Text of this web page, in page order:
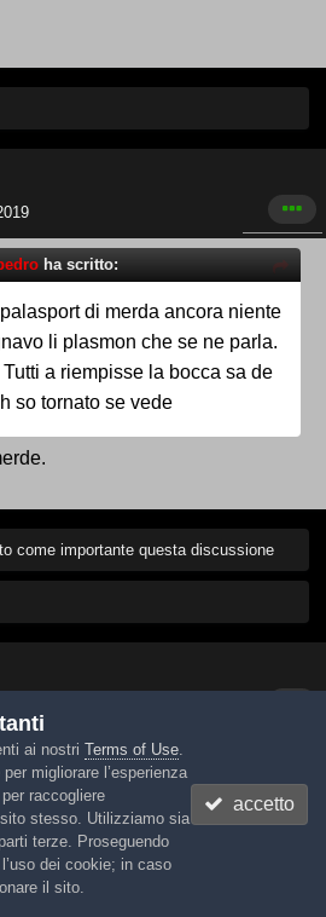
ha scritto:
di merda ancora niente
li plasmon che se ne parla.
a riempisse la bocca sa de
so tornato se vede
come importante questa discussione
palasport-terni-ce-la-firma-
formale-in-arrivo/
ai nostri Terms of Use.
migliorare l’esperienza
raccogliere
stesso. Utilizziamo sia
terze. Proseguendo
dei cookie; in caso
il sito.
accetto